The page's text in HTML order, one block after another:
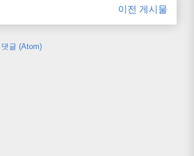
이전 게시물
댓글 (Atom)